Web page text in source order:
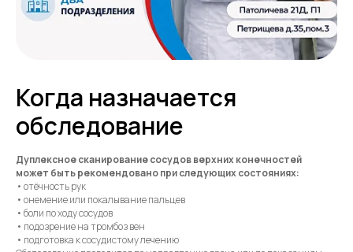
Когда назначается
обследование
Дуплексное сканирование сосудов верхних конечностей
может быть рекомендовано при следующих состояниях:
• отёчность рук
• онемение или покалывание пальцев
• боли по ходу сосудов
• подозрение на тромбоз вен
• подготовка к сосудистому лечению